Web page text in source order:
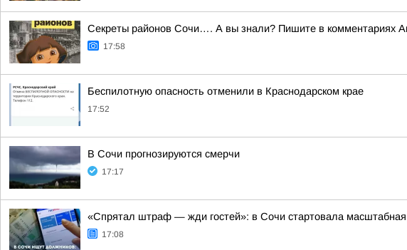
Секреты районов Сочи…. А вы знали? Пишите в комментариях
17:58
Беспилотную опасность отменили в Краснодарском крае
17:52
В Сочи прогнозируются смерчи
17:17
«Спрятал штраф — жди гостей»: в Сочи стартовала
17:08